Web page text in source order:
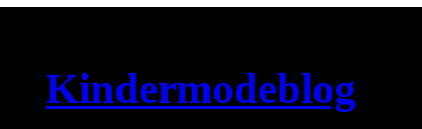
Kindermodeblog